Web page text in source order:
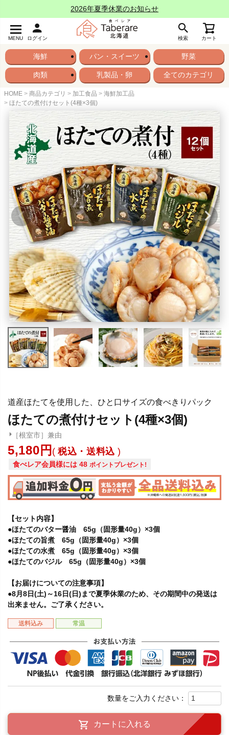
2026年夏季休業のお知らせ
MENU ログイン 検索 カート
海鮮 パン・スイーツ 野菜
肉類 乳製品・卵 全てのカテゴリ
HOME 商品カテゴリ 加工食品
海鮮加工品
ほたての煮付けセット(4種×3個)
道産ほたてを使用した、ひと口サイズの食べきりパック
ほたての煮付けセット(4種×3個)
［根室市］兼由
5,180 税込・送料込
食べレア会員様には 48 ポイントプレゼント!
【セット内容】
●ほたてのバター醤油 65g（固形量40g）×3個
●ほたての旨煮 65g（固形量40g）×3個
●ほたての水煮 65g（固形量40g）×3個
●ほたてのバジル 65g（固形量40g）×3個
【お届けについての注意事項】
●8月8日(土)～16日(日)まで夏季休業のため、その期間中の発送は
出来ません。ご了承ください。
送料込み 常温
カートに入れる